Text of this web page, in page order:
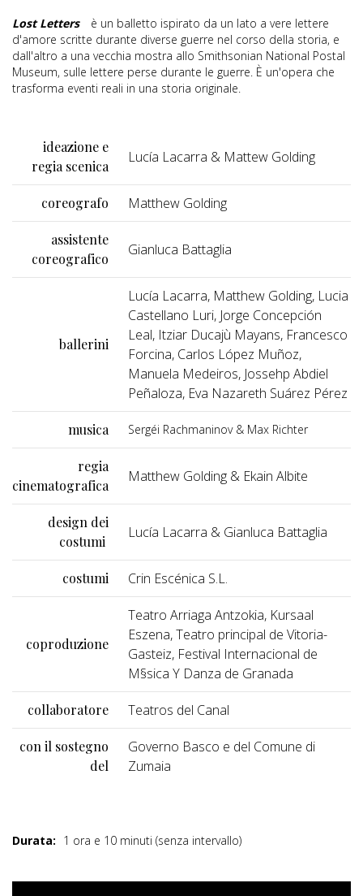
Lost Letters
è un balletto ispirato da un lato a vere lettere
d'amore scritte durante diverse guerre nel corso della storia, e
dall'altro a una vecchia mostra allo Smithsonian National Postal
Museum, sulle lettere perse durante le guerre. È un'opera che
trasforma eventi reali in una storia originale.
ideazione e
regia scenica
Lucía Lacarra & Mattew Golding
coreografo Matthew Golding
assistente
coreografico
Gianluca Battaglia
ballerini
Lucía Lacarra, Matthew Golding, Lucia
Castellano Luri, Jorge Concepción
Leal, Itziar Ducajù Mayans, Francesco
Forcina, Carlos López Muñoz,
Manuela Medeiros, Jossehp Abdiel
Peñaloza, Eva Nazareth Suárez Pérez
musica Sergéi Rachmaninov & Max Richter
regia
cinematografica
Matthew Golding & Ekain Albite
design dei
costumi
Lucía Lacarra & Gianluca Battaglia
costumi Crin Escénica S.L.
coproduzione
Teatro Arriaga Antzokia, Kursaal
Eszena, Teatro principal de Vitoria-
Gasteiz, Festival Internacional de
M§sica Y Danza de Granada
collaboratore Teatros del Canal
con il sostegno
del
Governo Basco e del Comune di
Zumaia
Durata: 1 ora e 10 minuti (senza intervallo)